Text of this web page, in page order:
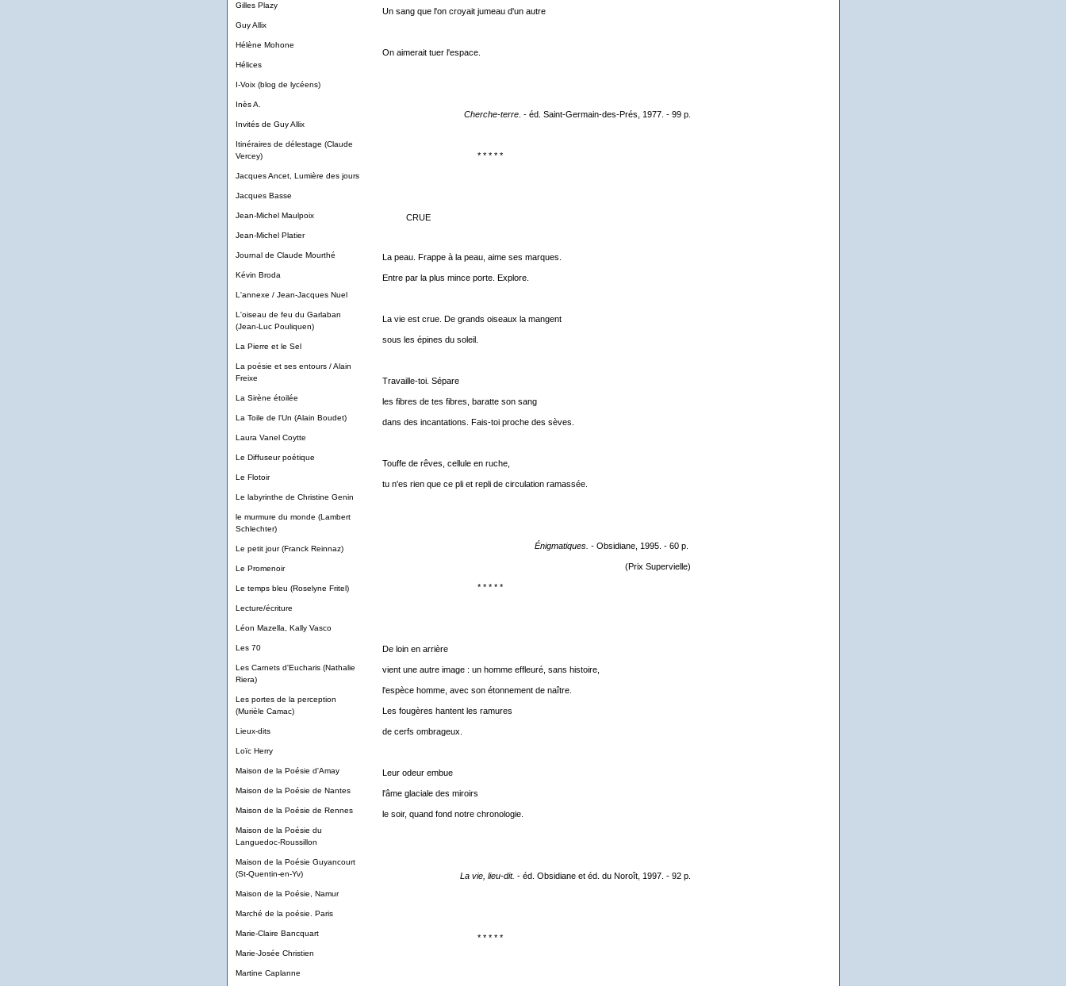
Gilles Plazy
Guy Allix
Hélène Mohone
Hélices
I-Voix (blog de lycéens)
Inès A.
Invités de Guy Allix
Itinéraires de délestage (Claude
Vercey)
Jacques Ancet, Lumière des jours
Jacques Basse
Jean-Michel Maulpoix
Jean-Michel Platier
Journal de Claude Mourthé
Kévin Broda
L'annexe / Jean-Jacques Nuel
L'oiseau de feu du Garlaban
(Jean-Luc Pouliquen)
La Pierre et le Sel
La poésie et ses entours / Alain
Freixe
La Sirène étoilée
La Toile de l'Un (Alain Boudet)
Laura Vanel Coytte
Le Diffuseur poétique
Le Flotoir
Le labyrinthe de Christine Genin
le murmure du monde (Lambert
Schlechter)
Le petit jour (Franck Reinnaz)
Le Promenoir
Le temps bleu (Roselyne Fritel)
Lecture/écriture
Léon Mazella, Kally Vasco
Les 70
Les Carnets d'Eucharis (Nathalie
Riera)
Les portes de la perception
(Murièle Camac)
Lieux-dits
Loïc Herry
Maison de la Poésie d'Amay
Maison de la Poésie de Nantes
Maison de la Poésie de Rennes
Maison de la Poésie du
Languedoc-Roussillon
Maison de la Poésie Guyancourt
(St-Quentin-en-Yv)
Maison de la Poésie, Namur
Marché de la poésie. Paris
Marie-Claire Bancquart
Marie-Josée Christien
Martine Caplanne
Un sang que l'on croyait jumeau d'un autre
On aimerait tuer l'espace.
Cherche-terre. - éd. Saint-Germain-des-Prés, 1977. - 99 p.
* * * * *
CRUE
La peau. Frappe à la peau, aime ses marques.
Entre par la plus mince porte. Explore.
La vie est crue. De grands oiseaux la mangent
sous les épines du soleil.
Travaille-toi. Sépare
les fibres de tes fibres, baratte son sang
dans des incantations. Fais-toi proche des sèves.
Touffe de rêves, cellule en ruche,
tu n'es rien que ce pli et repli de circulation ramassée.
Énigmatiques. - Obsidiane, 1995. - 60 p.
(Prix Supervielle)
* * * * *
De loin en arrière
vient une autre image : un homme effleuré, sans histoire,
l'espèce homme, avec son étonnement de naître.
Les fougères hantent les ramures
de cerfs ombrageux.
Leur odeur embue
l'âme glaciale des miroirs
le soir, quand fond notre chronologie.
La vie, lieu-dit. - éd. Obsidiane et éd. du Noroît, 1997. - 92 p.
* * * * *